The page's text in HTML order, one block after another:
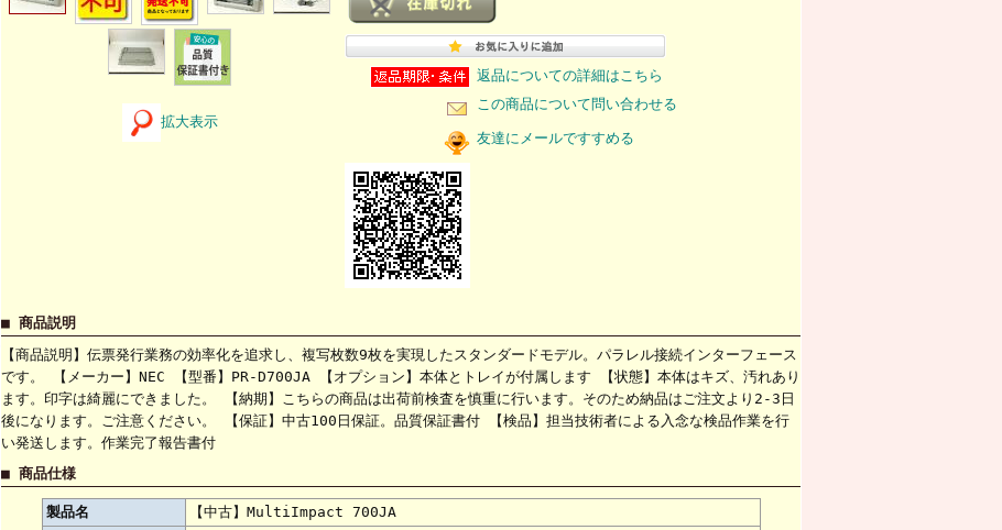
拡大表示
返品についての詳細はこちら
この商品について問い合わせる
友達にメールですすめる
■ 商品説明
【商品説明】伝票発行業務の効率化を追求し、複写枚数9枚を実現したスタンダードモデル。パラレル接続インターフェース
です。 【メーカー】NEC 【型番】PR-D700JA 【オプション】本体とトレイが付属します 【状態】本体はキズ、汚れあり
ます。印字は綺麗にできました。 【納期】こちらの商品は出荷前検査を慎重に行います。そのため納品はご注文より2-3日
後になります。ご注意ください。 【保証】中古100日保証。品質保証書付 【検品】担当技術者による入念な検品作業を行
い発送します。作業完了報告書付
■ 商品仕様
製品名
【中古】MultiImpact 700JA